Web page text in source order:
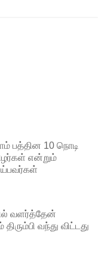
பத்தின 10 நொடி
என்றும்
வளர்த்தேன்
வந்து விட்டது